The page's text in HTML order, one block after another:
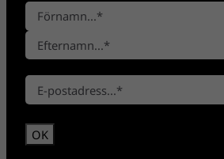
N
a
n
*
F
ö
r
a
m
n
t
e
E
-